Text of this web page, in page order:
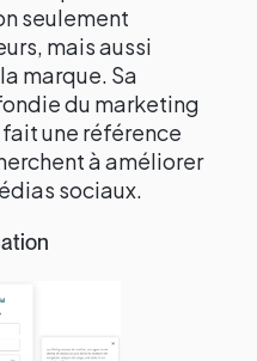
seulement
mais aussi
marque. Sa
du marketing
une référence
à améliorer
sociaux.